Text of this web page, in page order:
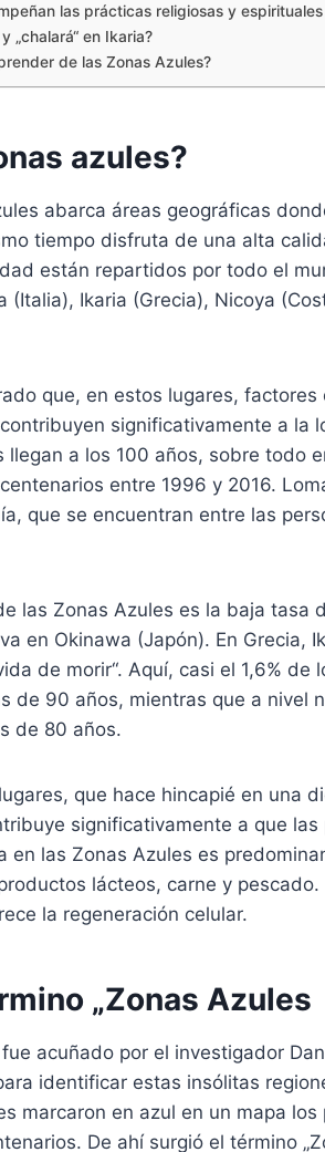
las prácticas religiosas y
„chalará“ en Ikaria?
de las Zonas Azules?
azules?
abarca áreas geográficas
tiempo disfruta de una alta
están repartidos por todo el
(Italia), Ikaria (Grecia), Nicoya
que, en estos lugares,
significativamente a la
llegan a los 100 años, sobre todo
entre 1996 y 2016.
que se encuentran entre las
las Zonas Azules es la baja tasa
en Okinawa (Japón). En Grecia,
de morir“. Aquí, casi el 1,6% de
de 90 años, mientras que a nivel
de 80 años.
que hace hincapié en una
significativamente a que
en las Zonas Azules es
lácteos, carne y
la regeneración celular.
„Zonas Azules
fue acuñado por el investigador
identificar estas insólitas
marcaron en azul en un mapa
De ahí surgió el término